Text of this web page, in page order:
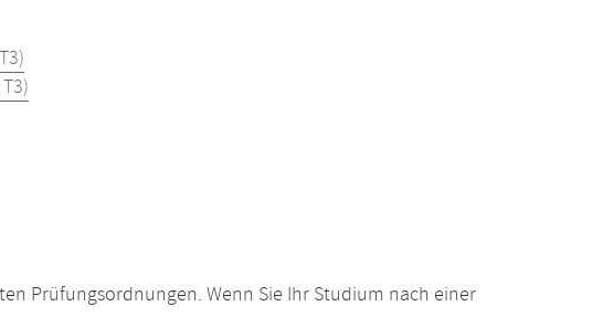
Prüfungsordnungen. Wenn Sie Ihr Studium nach einer